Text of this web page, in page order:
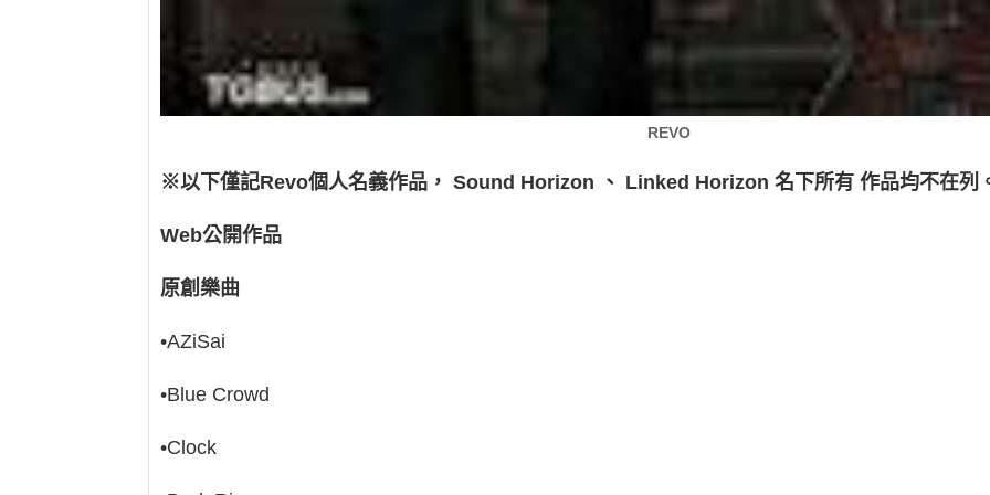
REVO
※以下僅記Revo個人名義作品， Sound Horizon 、 Linked Horizon 名下所有 作品均不在列
Web公開作品
原創樂曲
•AZiSai
•Blue Crowd
•Clock